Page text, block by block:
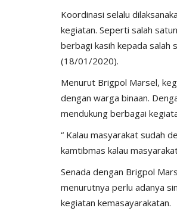
Koordinasi selalu
kegiatan. Seperti salah
berbagi kasih kepada salah
(18/01/2020).
Menurut Brigpol Marsel,
dengan warga binaan.
mendukung berbagai
“ Kalau masyarakat sudah
kamtibmas kalau
Senada dengan Brigpol
menurutnya perlu adanya
kegiatan kemasayarakatan.